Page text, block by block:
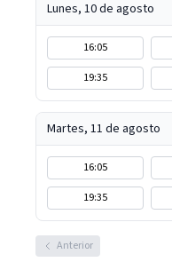
Lunes, 10 de agosto
16:05
19:35
Martes, 11 de agosto
16:05
19:35
Anterior